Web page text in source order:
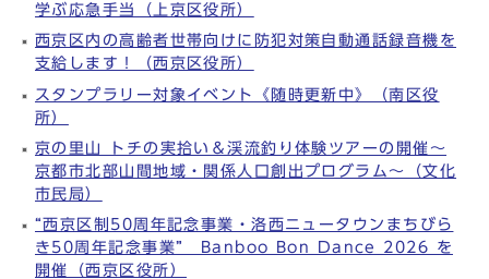
学ぶ応急手当（上京区役所）
西京区内の高齢者世帯向けに防犯対策自動通話録音機を
支給します！（西京区役所）
スタンプラリー対象イベント《随時更新中》（南区役
所）
京の里山 トチの実拾い＆渓流釣り体験ツアーの開催～
京都市北部山間地域・関係人口創出プログラム～（文化
市民局）
“西京区制50周年記念事業・洛西ニュータウンまちびら
き50周年記念事業” Banboo Bon Dance 2026 を
開催（西京区役所）